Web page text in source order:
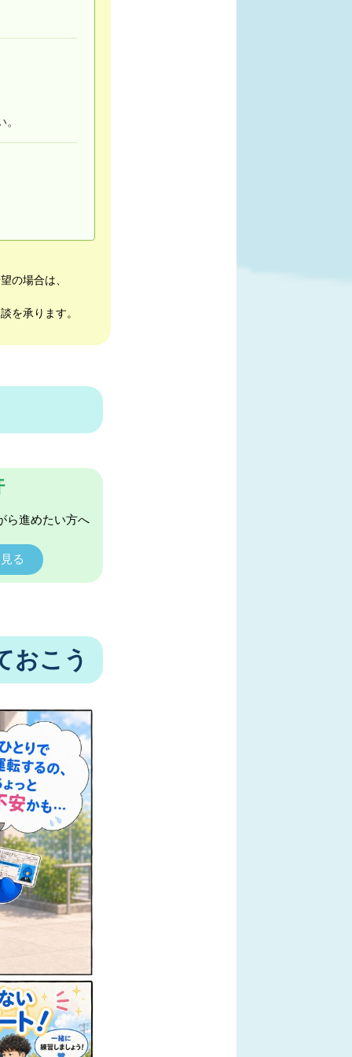
の場合は、
を承ります。
ら進めたい方へ
る
おこう